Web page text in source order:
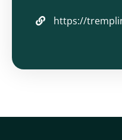
https://